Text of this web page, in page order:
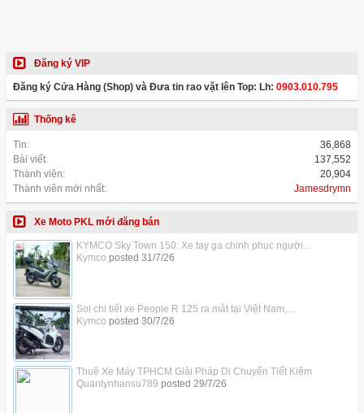
Đăng ký VIP
Đăng ký Cửa Hàng (Shop) và Đưa tin rao vặt lên Top: Lh: 0903.010.795
Thống kê
Tin:
36,868
Bài viết:
137,552
Thành viên:
20,904
Thành viên mới nhất:
Jamesdrymn
Xe Moto PKL mới đăng bán
KYMCO Sky Town 150: Xe tay ga chinh phục người...
Kymco posted 31/7/26
Soi chi tiết xe People R 125 ra mắt tại Việt Nam,...
Kymco posted 30/7/26
Thuê Xe Máy TPHCM Giải Pháp Di Chuyển Tiết Kiệm
Quanlynhansu789 posted 29/7/26